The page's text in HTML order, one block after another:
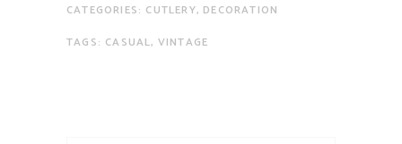
CATEGORIES: CUTLERY, DECORATION
TAGS: CASUAL, VINTAGE